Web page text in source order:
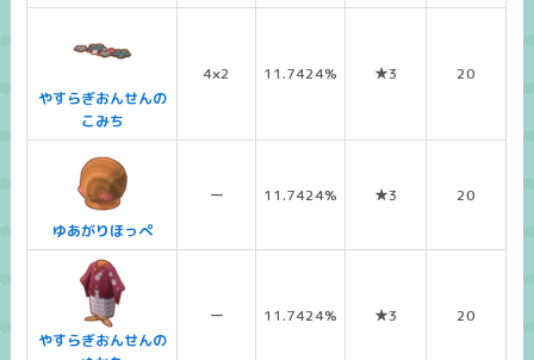
やすらぎおんせんの
こみち
4×2 11.7424% ★3 20
ゆあがりほっぺ
ー 11.7424% ★3 20
やすらぎおんせんの
ー 11.7424% ★3 20